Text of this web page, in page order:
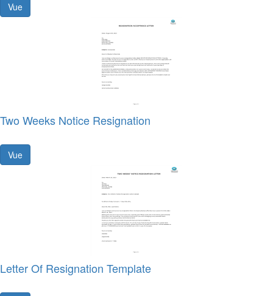
Vue
Two Weeks Notice Resignation
Vue
Letter Of Resignation Template